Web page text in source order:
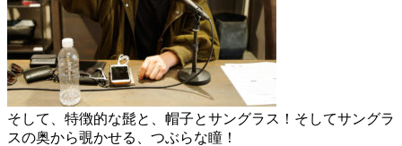
そして、特徴的な髭と、帽子とサングラス！そしてサングラ
スの奥から覗かせる、つぶらな瞳！